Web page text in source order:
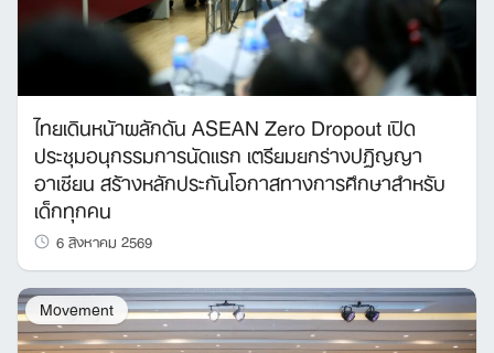
ไทยเดินหน้าผลักดัน ASEAN Zero Dropout เปิด
ประชุมอนุกรรมการนัดแรก เตรียมยกร่างปฏิญญา
อาเซียน สร้างหลักประกันโอกาสทางการศึกษาสำหรับ
เด็กทุกคน
6 สิงหาคม 2569
Movement